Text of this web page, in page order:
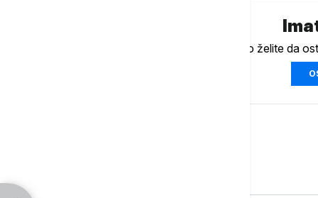
Ukoliko želite da